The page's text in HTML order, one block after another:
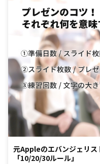
元Appleのエバンジェリス
「10/20/30ルール」